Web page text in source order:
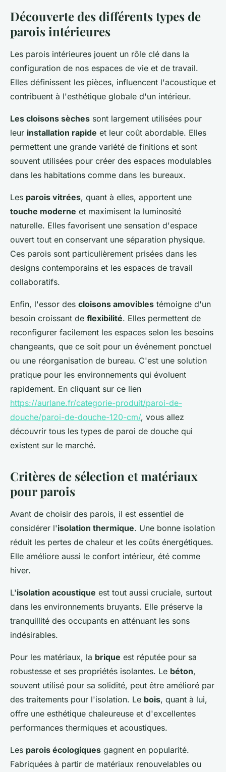
Découverte des différents types de
parois intérieures
Les parois intérieures jouent un rôle clé dans la
configuration de nos espaces de vie et de travail.
Elles définissent les pièces, influencent l'acoustique et
contribuent à l'esthétique globale d'un intérieur.
Les cloisons sèches sont largement utilisées pour
leur installation rapide et leur coût abordable. Elles
permettent une grande variété de finitions et sont
souvent utilisées pour créer des espaces modulables
dans les habitations comme dans les bureaux.
Les parois vitrées, quant à elles, apportent une
touche moderne et maximisent la luminosité
naturelle. Elles favorisent une sensation d'espace
ouvert tout en conservant une séparation physique.
Ces parois sont particulièrement prisées dans les
designs contemporains et les espaces de travail
collaboratifs.
Enfin, l'essor des cloisons amovibles témoigne d'un
besoin croissant de flexibilité. Elles permettent de
reconfigurer facilement les espaces selon les besoins
changeants, que ce soit pour un événement ponctuel
ou une réorganisation de bureau. C'est une solution
pratique pour les environnements qui évoluent
rapidement. En cliquant sur ce lien
https://aurlane.fr/categorie-produit/paroi-de-
douche/paroi-de-douche-120-cm/, vous allez
découvrir tous les types de paroi de douche qui
existent sur le marché.
Critères de sélection et matériaux
pour parois
Avant de choisir des parois, il est essentiel de
considérer l'isolation thermique. Une bonne isolation
réduit les pertes de chaleur et les coûts énergétiques.
Elle améliore aussi le confort intérieur, été comme
hiver.
L'isolation acoustique est tout aussi cruciale, surtout
dans les environnements bruyants. Elle préserve la
tranquillité des occupants en atténuant les sons
indésirables.
Pour les matériaux, la brique est réputée pour sa
robustesse et ses propriétés isolantes. Le béton,
souvent utilisé pour sa solidité, peut être amélioré par
des traitements pour l'isolation. Le bois, quant à lui,
offre une esthétique chaleureuse et d'excellentes
performances thermiques et acoustiques.
Les parois écologiques gagnent en popularité.
Fabriquées à partir de matériaux renouvelables ou